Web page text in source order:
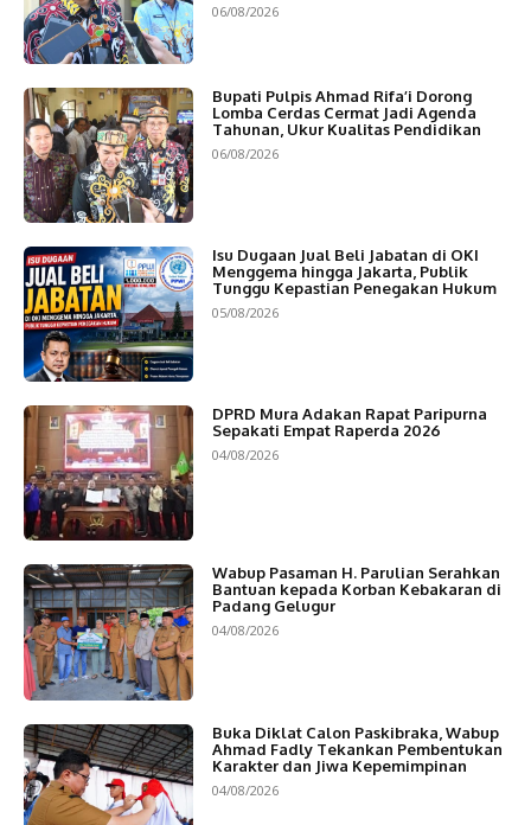
06/08/2026
Bupati Pulpis Ahmad Rifa’i Dorong
Lomba Cerdas Cermat Jadi Agenda
Tahunan, Ukur Kualitas Pendidikan
06/08/2026
Isu Dugaan Jual Beli Jabatan di OKI
Menggema hingga Jakarta, Publik
Tunggu Kepastian Penegakan Hukum
05/08/2026
DPRD Mura Adakan Rapat Paripurna
Sepakati Empat Raperda 2026
04/08/2026
Wabup Pasaman H. Parulian Serahkan
Bantuan kepada Korban Kebakaran di
Padang Gelugur
04/08/2026
Buka Diklat Calon Paskibraka, Wabup
Ahmad Fadly Tekankan Pembentukan
Karakter dan Jiwa Kepemimpinan
04/08/2026